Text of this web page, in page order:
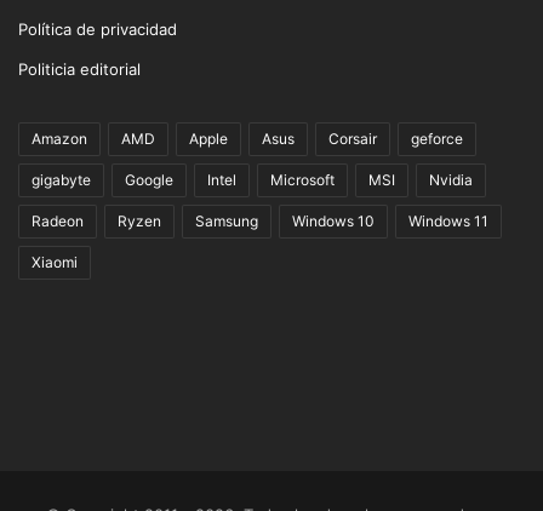
Política de privacidad
Politicia editorial
Amazon AMD Apple Asus Corsair geforce
gigabyte Google Intel Microsoft MSI Nvidia
Radeon Ryzen Samsung Windows 10 Windows 11
Xiaomi